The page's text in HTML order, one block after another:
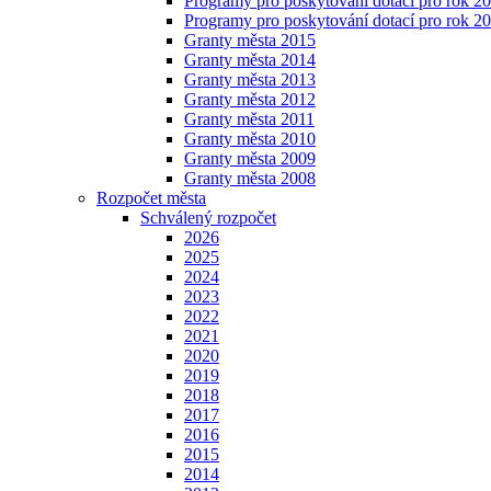
Programy pro poskytování dotací pro rok
Granty města 2015
Granty města 2014
Granty města 2013
Granty města 2012
Granty města 2011
Granty města 2010
Granty města 2009
Granty města 2008
Rozpočet města
Schválený rozpočet
2026
2025
2024
2023
2022
2021
2020
2019
2018
2017
2016
2015
2014